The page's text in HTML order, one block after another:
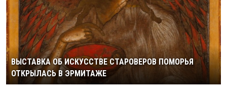
ВЫСТАВКА ОБ ИСКУССТВЕ СТАРОВЕРОВ ПОМОРЬЯ
ОТКРЫЛАСЬ В ЭРМИТАЖЕ